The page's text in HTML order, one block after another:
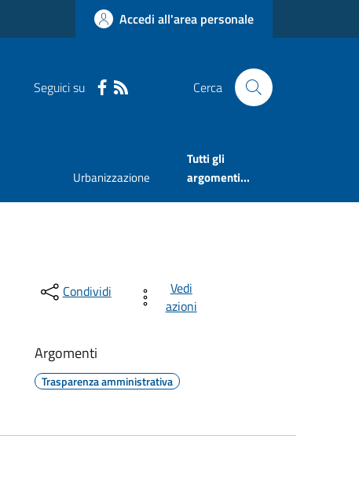
Accedi all'area personale
Seguici su Cerca
Urbanizzazione
Tutti gli
argomenti...
Condividi
Vedi
azioni
Argomenti
Trasparenza amministrativa